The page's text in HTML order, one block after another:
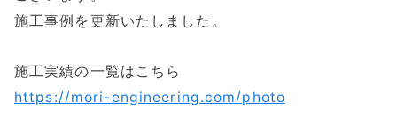
施工事例を更新いたしました。
施工実績の一覧はこちら
https://mori-engineering.com/photo